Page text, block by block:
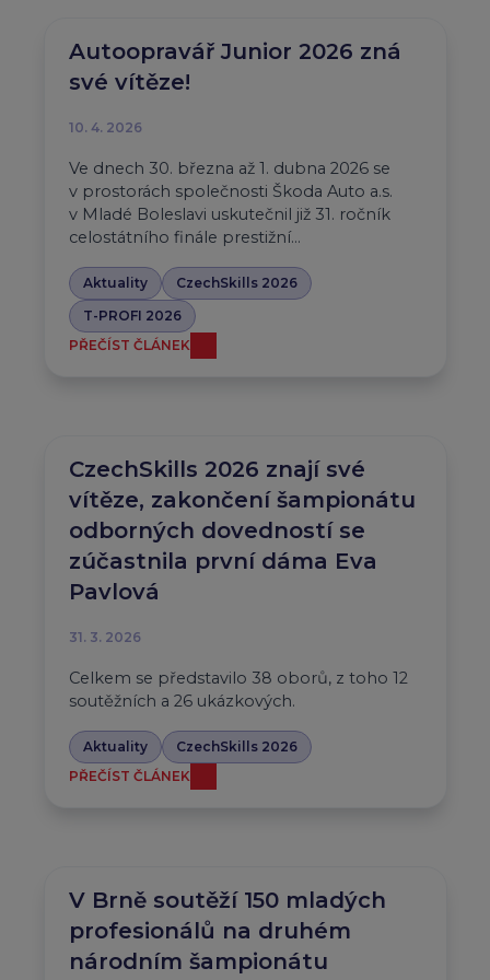
Autoopravář Junior 2026 zná
své vítěze!
10. 4. 2026
Ve dnech 30. března až 1. dubna 2026 se
v prostorách společnosti Škoda Auto a.s.
v Mladé Boleslavi uskutečnil již 31. ročník
celostátního finále prestižní…
Aktuality
CzechSkills 2026
T-PROFI 2026
PŘEČÍST ČLÁNEK
CzechSkills 2026 znají své
vítěze, zakončení šampionátu
odborných dovedností se
zúčastnila první dáma Eva
Pavlová
31. 3. 2026
Celkem se představilo 38 oborů, z toho 12
soutěžních a 26 ukázkových.
Aktuality
CzechSkills 2026
PŘEČÍST ČLÁNEK
V Brně soutěží 150 mladých
profesionálů na druhém
národním šampionátu